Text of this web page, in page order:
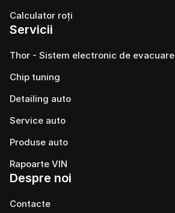
Calculator roți
Servicii
Thor - Sistem electronic de evacuare
Chip tuning
Detailing auto
Service auto
Produse auto
Rapoarte VIN
Despre noi
Contacte